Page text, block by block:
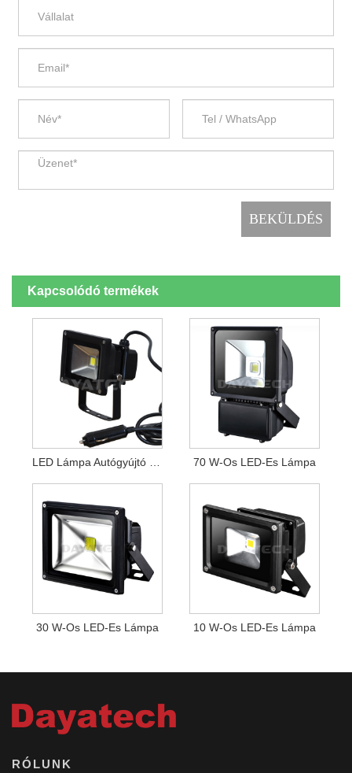
Kapcsolódó termékek
70 W-Os LED-Es Lámpa
30 W-Os LED-Es Lámpa 10 W-Os LED-Es Lámpa
RÓLUNK